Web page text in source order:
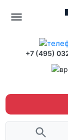
+7 (495)